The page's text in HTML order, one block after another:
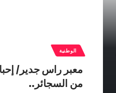
الوطنية
معبر راس جدير/
من السجائر..